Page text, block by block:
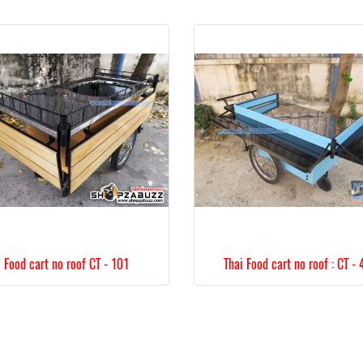
Food cart no roof CT - 101 Thai Food cart no roof : CT -